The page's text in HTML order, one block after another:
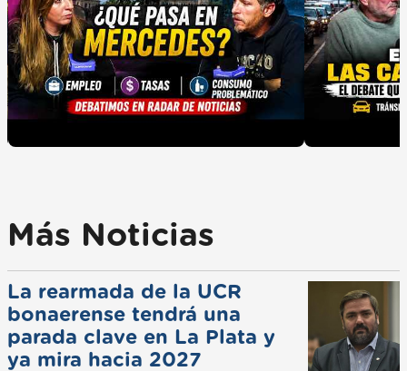
Más Noticias
La rearmada de la UCR
bonaerense tendrá una
parada clave en La Plata y
ya mira hacia 2027